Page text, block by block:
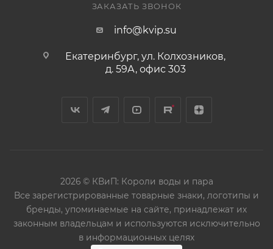
ЗАКАЗАТЬ ЗВОНОК
info@kvip.su
Екатеринбург, ул. Колхозников,
д. 59А, офис 303
2026 © КВиП: Короли воды и пара
Bce зарегистрированные товарные знаки, логотипы и
бренды, упоминаемые на сайте, принадлежат их
законным владельцам и используются исключительно
в информационных целях